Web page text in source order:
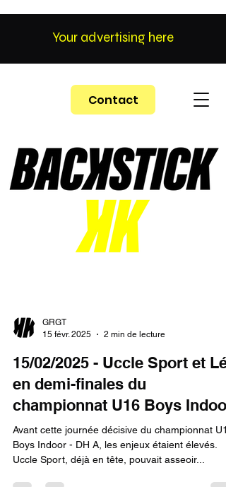
Contact
Your advertising here
GRGT
15 févr. 2025
2 min de lecture
15/02/2025 - Uccle Sport et
en demi-finales du
championnat U16 Boys
Avant cette journée décisive du championnat
Boys Indoor - DH A, les enjeux étaient élevés.
Uccle Sport, déjà en tête, pouvait asseoir...